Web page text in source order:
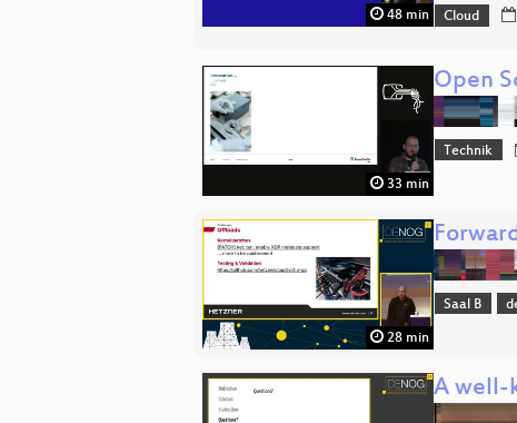
48 min Cloud
33 min
Open
Technik
28 min
Saal B
A well-